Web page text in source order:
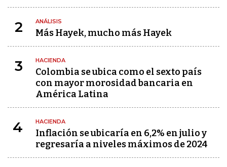
2 ANÁLISIS
Más Hayek, mucho más Hayek
3 HACIENDA
Colombia se ubica como el sexto país
con mayor morosidad bancaria en
América Latina
4 HACIENDA
Inflación se ubicaría en 6,2% en julio y
regresaría a niveles máximos de 2024